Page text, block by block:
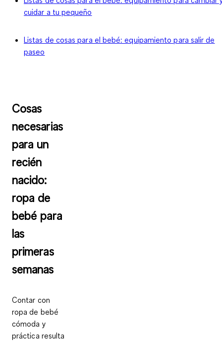
cuidar a tu pequeño
Listas de cosas para el bebé: equipamiento para salir de
paseo
Cosas
necesarias
para un
recién
nacido:
ropa de
bebé para
las
primeras
semanas
Contar con
ropa de bebé
cómoda y
práctica resulta